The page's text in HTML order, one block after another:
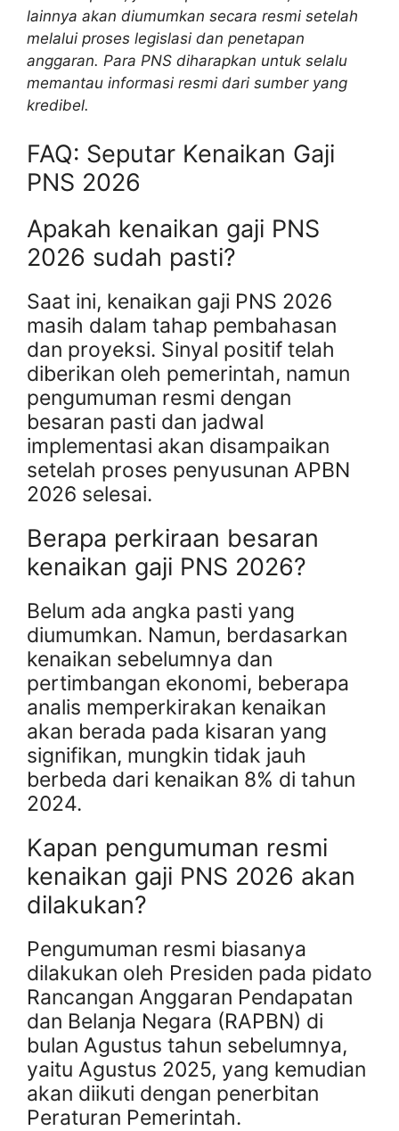
lainnya akan diumumkan secara resmi setelah
melalui proses legislasi dan penetapan
anggaran. Para PNS diharapkan untuk selalu
memantau informasi resmi dari sumber yang
kredibel.
FAQ: Seputar Kenaikan Gaji
PNS 2026
Apakah kenaikan gaji PNS
2026 sudah pasti?
Saat ini, kenaikan gaji PNS 2026
masih dalam tahap pembahasan
dan proyeksi. Sinyal positif telah
diberikan oleh pemerintah, namun
pengumuman resmi dengan
besaran pasti dan jadwal
implementasi akan disampaikan
setelah proses penyusunan APBN
2026 selesai.
Berapa perkiraan besaran
kenaikan gaji PNS 2026?
Belum ada angka pasti yang
diumumkan. Namun, berdasarkan
kenaikan sebelumnya dan
pertimbangan ekonomi, beberapa
analis memperkirakan kenaikan
akan berada pada kisaran yang
signifikan, mungkin tidak jauh
berbeda dari kenaikan 8% di tahun
2024.
Kapan pengumuman resmi
kenaikan gaji PNS 2026 akan
dilakukan?
Pengumuman resmi biasanya
dilakukan oleh Presiden pada pidato
Rancangan Anggaran Pendapatan
dan Belanja Negara (RAPBN) di
bulan Agustus tahun sebelumnya,
yaitu Agustus 2025, yang kemudian
akan diikuti dengan penerbitan
Peraturan Pemerintah.